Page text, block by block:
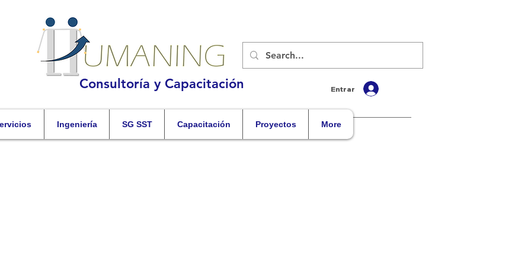
Consultoría y Capacitación Entrar
Ingeniería SG SST Capacitación Proyectos More